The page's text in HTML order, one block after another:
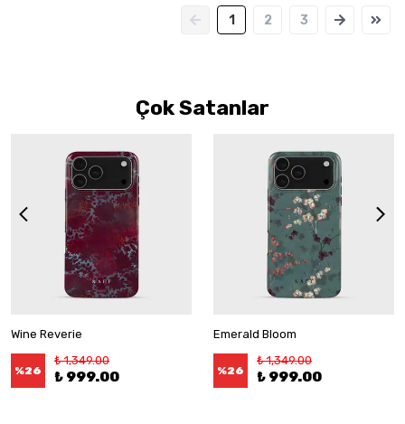
1 2 3
Çok Satanlar
Wine Reverie
%26
₺ 1,349.00
₺ 999.00
Emerald Bloom
%26
₺ 1,349.00
₺ 999.00